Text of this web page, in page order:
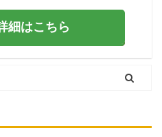
細はこちら